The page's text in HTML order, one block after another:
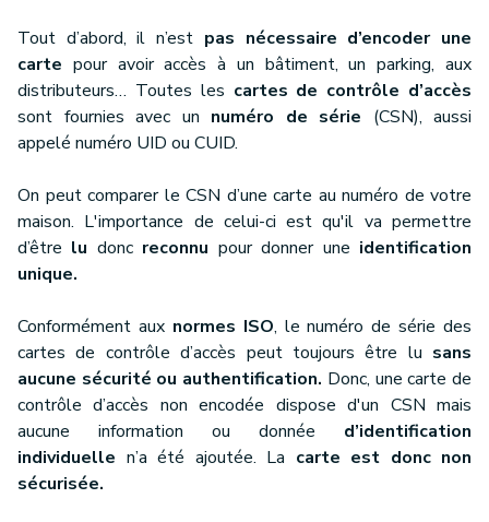
Tout d’abord, il n’est pas nécessaire d’encoder une
carte pour avoir accès à un bâtiment, un parking, aux
distributeurs… Toutes les cartes de contrôle d’accès
sont fournies avec un numéro de série (CSN), aussi
appelé numéro UID ou CUID.
On peut comparer le CSN d’une carte au numéro de votre
maison. L'importance de celui-ci est qu'il va permettre
d’être lu donc reconnu pour donner une identification
unique.
Conformément aux normes ISO, le numéro de série des
cartes de contrôle d’accès peut toujours être lu sans
aucune sécurité ou authentification. Donc, une carte de
contrôle d’accès non encodée dispose d'un CSN mais
aucune information ou donnée d’identification
individuelle n’a été ajoutée. La carte est donc non
sécurisée.